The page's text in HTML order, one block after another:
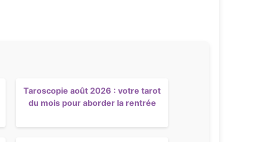
Taroscopie août 2026 : votre tarot
du mois pour aborder la rentrée